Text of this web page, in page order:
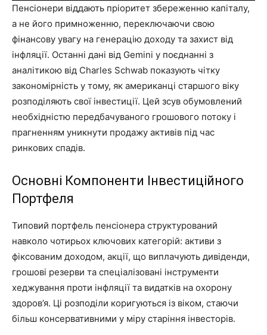
Пенсіонери віддають пріоритет збереженню капіталу,
а не його примноженню, переключаючи свою
фінансову увагу на генерацію доходу та захист від
інфляції. Останні дані від Gemini у поєднанні з
аналітикою від Charles Schwab показують чітку
закономірність у тому, як американці старшого віку
розподіляють свої інвестиції. Цей зсув обумовлений
необхідністю передбачуваного грошового потоку і
прагненням уникнути продажу активів під час
ринкових спадів.
Основні Компоненти Інвестиційного
Портфеля
Типовий портфель пенсіонера структурований
навколо чотирьох ключових категорій: активи з
фіксованим доходом, акції, що виплачують дивіденди,
грошові резерви та спеціалізовані інструменти
хеджування проти інфляції та видатків на охорону
здоров’я. Ці розподіли коригуються із віком, стаючи
більш консервативними у міру старіння інвесторів.